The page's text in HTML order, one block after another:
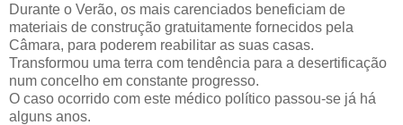
Durante o Verão, os mais carenciados beneficiam de
materiais de construção gratuitamente fornecidos pela
Câmara, para poderem reabilitar as suas casas.
Transformou uma terra com tendência para a desertificação
num concelho em constante progresso.
O caso ocorrido com este médico político passou-se já há
alguns anos.